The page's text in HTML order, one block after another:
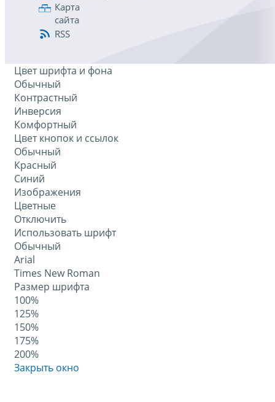
Карта
сайта
RSS
Цвет шрифта и фона
Обычный
Контрастный
Инверсия
Комфортный
Цвет кнопок и ссылок
Обычный
Красный
Синий
Изображения
Цветные
Отключить
Использовать шрифт
Обычный
Arial
Times New Roman
Размер шрифта
100%
125%
150%
175%
200%
Закрыть окно